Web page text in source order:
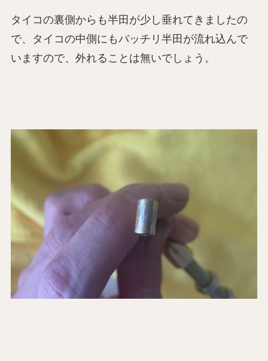
タイコの裏側からも半田が少し垂れてきましたの
で、タイコの中側にもバッチリ半田が流れ込んで
いますので、外れることは無いでしょう。